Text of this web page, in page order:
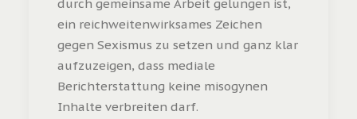
durch gemeinsame Arbeit gelungen ist,
ein reichweitenwirksames Zeichen
gegen Sexismus zu setzen und ganz klar
aufzuzeigen, dass mediale
Berichterstattung keine misogynen
Inhalte verbreiten darf.